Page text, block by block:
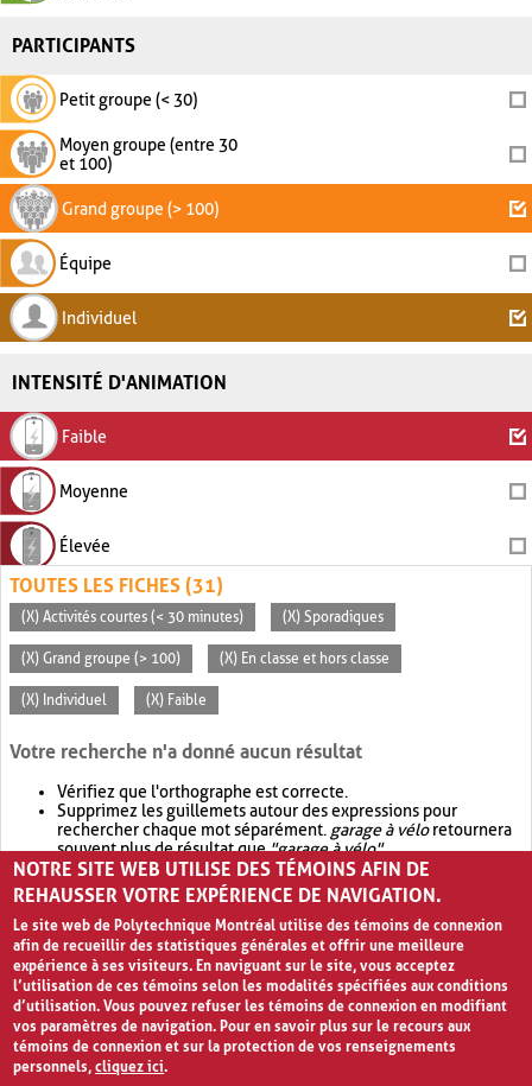
PARTICIPANTS
Petit groupe (< 30)
Moyen groupe (entre 30
et 100)
Grand groupe (> 100)
Équipe
Individuel
INTENSITÉ D'ANIMATION
Faible
Moyenne
Élevée
TOUTES LES FICHES (31)
(X) Activités courtes (< 30 minutes) (X) Sporadiques
(X) Grand groupe (> 100) (X) En classe et hors classe
(X) Individuel (X) Faible
Votre recherche n'a donné aucun résultat
Vérifiez que l'orthographe est correcte.
Supprimez les guillemets autour des expressions pour
rechercher chaque mot séparément. garage à véloretournera
souvent plus de résultat que"garage à vélo".
Envisagez d'élargir votre recherche avec OR.garage OR vélo
retournera souvent plus de résultat quegarage à vélo
NOTRE SITE WEB UTILISE DES TÉMOINS AFIN DE
REHAUSSER VOTRE EXPÉRIENCE DE NAVIGATION.
Le site web de Polytechnique Montréal utilise des témoins de connexion
afin de recueillir des statistiques générales et offrir une meilleure
expérience à ses visiteurs. En naviguant sur le site, vous acceptez
l’utilisation de ces témoins selon les modalités spécifiées aux conditions
d’utilisation. Vous pouvez refuser les témoins de connexion en modifiant
vos paramètres de navigation. Pour en savoir plus sur le recours aux
témoins de connexion et sur la protection de vos renseignements
personnels,cliquez ici.